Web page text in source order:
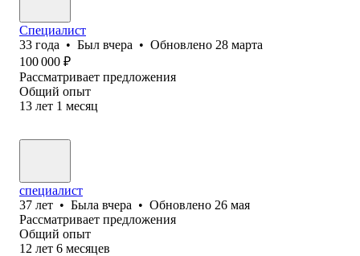
Специалист
33 года • Был вчера • Обновлено 28 марта
100 000 ₽
Рассматривает предложения
Общий опыт
13 лет 1 месяц
специалист
37 лет • Была вчера • Обновлено 26 мая
Рассматривает предложения
Общий опыт
12 лет 6 месяцев